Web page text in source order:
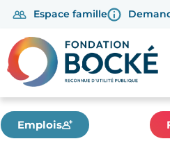
Espace famille
Emplois